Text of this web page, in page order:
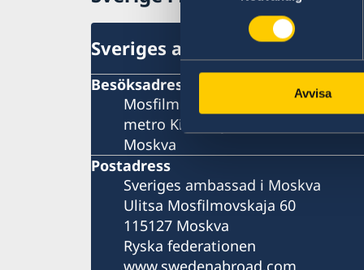
Avvisa
Sveriges ambassad
Besöksadress
Mosfilmovskaja ul., 60
metro Kievskaja, Universitet eller
Moskva
Postadress
Sveriges ambassad i Moskva
Ulitsa Mosfilmovskaja 60
115127 Moskva
Ryska federationen
www.swedenabroad.com